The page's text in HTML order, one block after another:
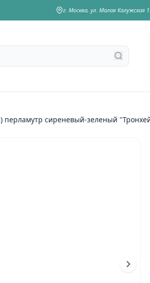
г. Москва, ул. Малая Калужская
перламутр сиреневый-зеленый